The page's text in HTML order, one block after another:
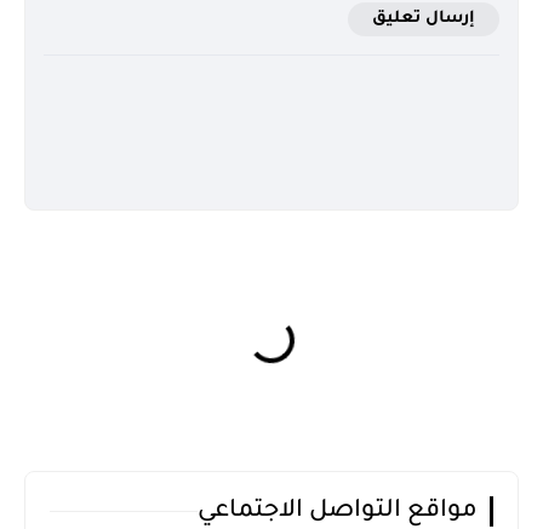
إرسال تعليق
مواقع التواصل الاجتماعي